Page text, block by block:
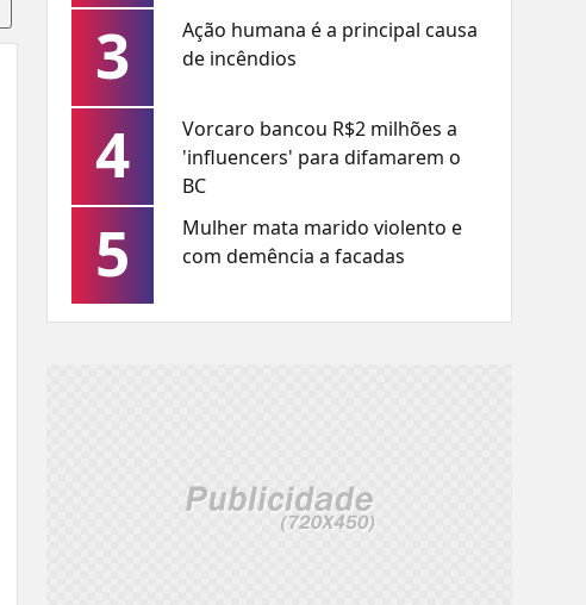
3
Ação humana é a principal causa
de incêndios
4
Vorcaro bancou R$2 milhões a
'influencers' para difamarem o
BC
5
Mulher mata marido violento e
com demência a facadas